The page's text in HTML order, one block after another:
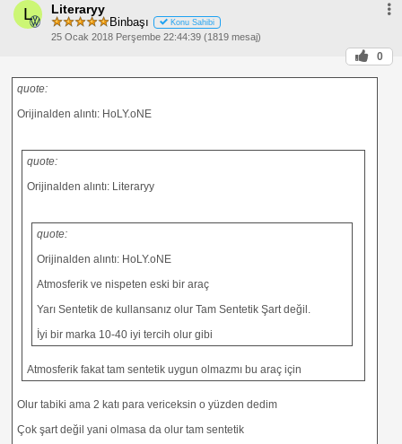
L Literaryy
Binbaşı Konu Sahibi
25 Ocak 2018 Perşembe 22:44:39 (1819 mesaj)
0
quote:
Orijinalden alıntı: HoLY.oNE
quote:
Orijinalden alıntı: Literaryy
quote:
Orijinalden alıntı: HoLY.oNE
Atmosferik ve nispeten eski bir araç
Yarı Sentetik de kullansanız olur Tam Sentetik Şart değil.
İyi bir marka 10-40 iyi tercih olur gibi
Atmosferik fakat tam sentetik uygun olmazmı bu araç için
Olur tabiki ama 2 katı para vericeksin o yüzden dedim
Çok şart değil yani olmasa da olur tam sentetik